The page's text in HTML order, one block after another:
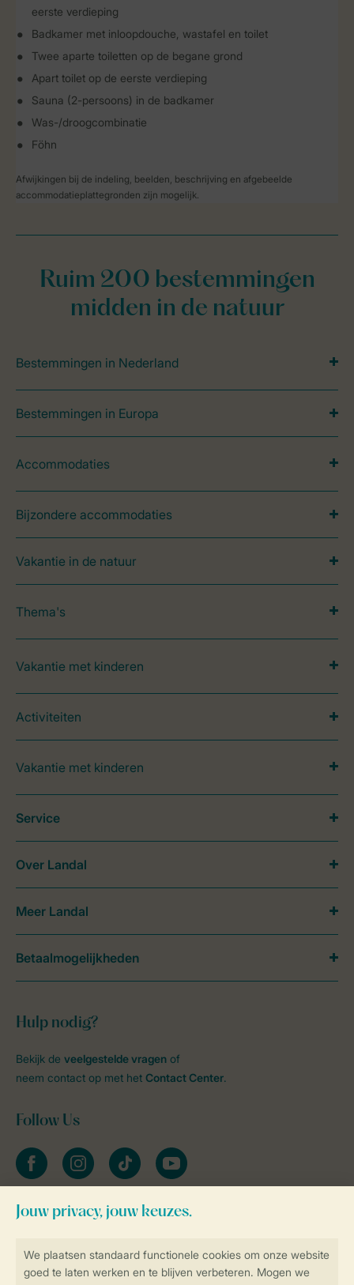
eerste verdieping
Badkamer met inloopdouche, wastafel en toilet
Twee aparte toiletten op de begane grond
Apart toilet op de eerste verdieping
Sauna (2-persoons) in de badkamer
Was-/droogcombinatie
Föhn
Afwijkingen bij de indeling, beelden, beschrijving en afgebeelde
accommodatieplattegronden zijn mogelijk.
Ruim 200 bestemmingen
midden in de natuur
Bestemmingen in Nederland
Bestemmingen in Europa
Accommodaties
Bijzondere accommodaties
Vakantie in de natuur
Thema's
Vakantie met kinderen
Activiteiten
Vakantie met kinderen
Hulp nodig?
Bekijk de veelgestelde vragen of
neem contact op met het Contact Center.
Follow Us
facebookinstagramtiktok youtube
Blijf op de hoogte
Service
Over Landal
Meer Landal
Betaalmogelijkheden